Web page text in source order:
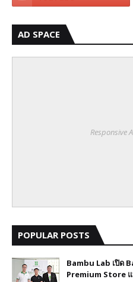
AD SPACE
Responsive
POPULAR POSTS
Bambu Lab เปิด
Premium Store